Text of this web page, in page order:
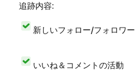
追跡内容:
新しいフォロー/フォロワー
いいね＆コメントの活動